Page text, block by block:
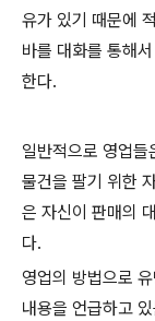
유가 있기 때문에
바를 대화를 통해
한다.
일반적으로 영업
물건을 팔기 위한
은 자신이 판매의
다.
영업의 방법으로
내용을 언급하고